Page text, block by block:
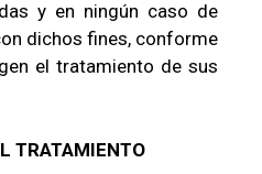
y en ningún caso de
dichos fines, conforme
el tratamiento de sus
TRATAMIENTO